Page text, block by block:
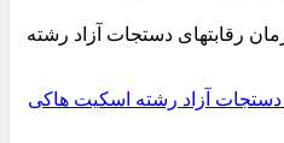
رقابتهای دستجات آزاد رشته